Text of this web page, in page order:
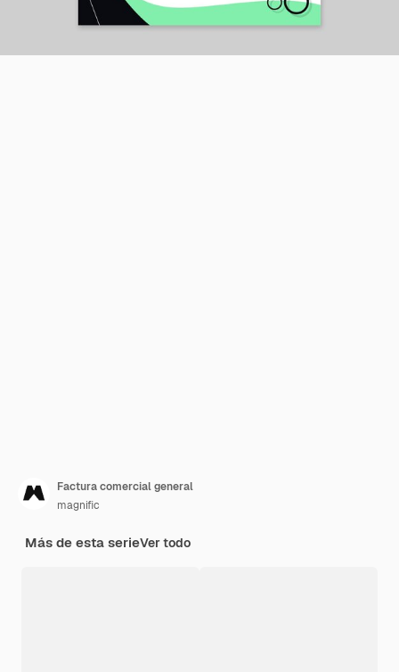
Factura comercial general
magnific
Más de esta serieVer todo